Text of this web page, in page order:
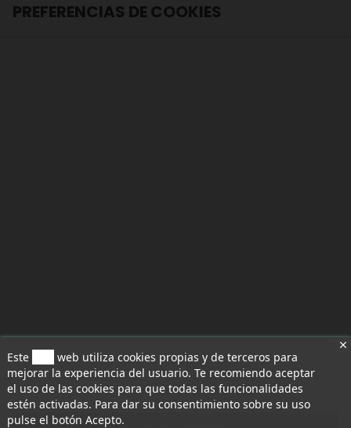
Este
web utiliza cookies propias y de terceros para
mejorar la experiencia del usuario. Te recomiendo aceptar
el uso de las cookies para que todas las funcionalidades
estén activadas. Para dar su consentimiento sobre su uso
pulse el botón Acepto.
PREFERENCIAS DE COOKIES
Aceptar todo